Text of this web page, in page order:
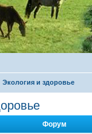
Экология и здоровье
Форум